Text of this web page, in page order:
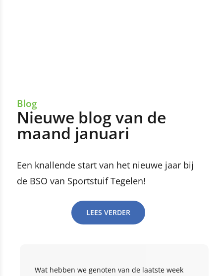
Blog
Nieuwe blog van de
maand januari
Een knallende start van het nieuwe jaar bij
de BSO van Sportstuif Tegelen!
LEES VERDER
Wat hebben we genoten van de laatste week